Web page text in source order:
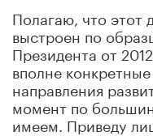
Полагаю, что этот
выстроен по
Президента от
вполне
направления
момент по
имеем. Приведу